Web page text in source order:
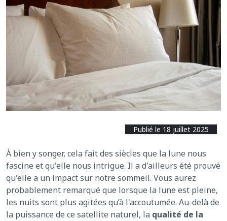
Publié le 18 juillet 2025
À bien y songer, cela fait des siècles que la lune nous
fascine et qu'elle nous intrigue. Il a d'ailleurs été prouvé
qu'elle a un impact sur notre sommeil. Vous aurez
probablement remarqué que lorsque la lune est pleine,
les nuits sont plus agitées qu’à l'accoutumée. Au-delà de
la puissance de ce satellite naturel, la qualité de la